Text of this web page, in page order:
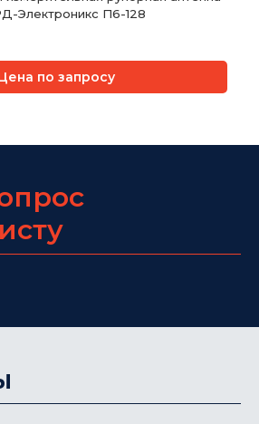
Электроникс П6-128
по запросу